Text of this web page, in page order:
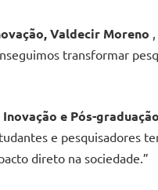
Valdecir Moreno
transformar
e Pós-
e pesquisadores
direto na sociedade.”